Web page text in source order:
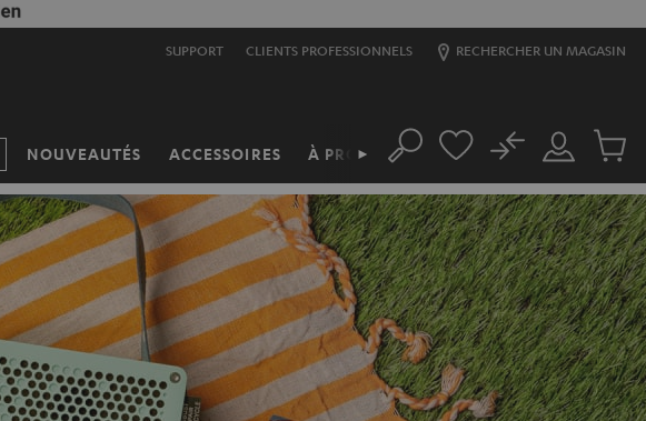
SUPPORT CLIENTS PROFESSIONNELS RECHERCHER UN MAGASIN
NOUVEAUTÉS ACCESSOIRES À PROPOS
► Rechercher
Mon
compte
No
du
panier